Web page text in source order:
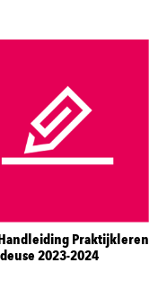
Praktijkleren
2023-2024